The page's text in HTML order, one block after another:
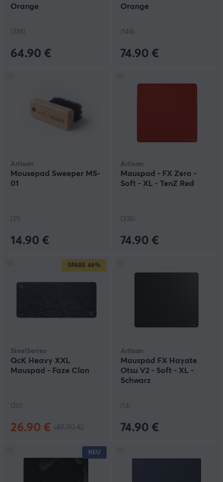
Orange
(338)
64.90 €
Orange
(148)
74.90 €
Artisan
Mousepad Sweeper MS-
01
(21)
14.90 €
Artisan
Mauspad - FX Zero -
Soft - XL - TenZ Red
(338)
74.90 €
SPARE 46%
SteelSeries
QcK Heavy XXL
Mauspad - Faze Clan
(20)
26.90 €
Artisan
Mauspad FX Hayate
Otsu V2 - Soft - XL -
Schwarz
(13)
74.90 €
NEU